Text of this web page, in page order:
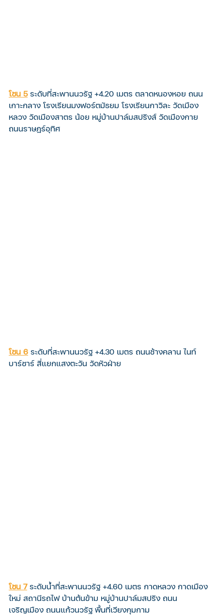
โซน 5 ระดับที่สะพานนวรัฐ +4.20 เมตร ตลาดหนองหอย ถนน
เกาะกลาง โรงเรียนมงฟอร์ตมัธยม โรงเรียนกาวิละ วัดเมือง
หลวง วัดเมืองสาตร น้อย หมู่บ้านปาล์มสปริงส์ วัดเมืองกาย
ถนนราษฎร์อุทิศ
โซน 6 ระดับที่สะพานนวรัฐ +4.30 เมตร ถนนช้างคลาน ไนท์
บาร์ซาร์ สี่แยกแสงตะวัน วัดหัวฝ่าย
โซน 7 ระดับน้ำที่สะพานนวรัฐ +4.60 เมตร กาดหลวง กาดเมือง
ใหม่ สถานีรถไฟ บ้านต้นข้าม หมู่บ้านปาล์มสปริง ถนน
เจริญเมือง ถนนแก้วนวรัฐ พื้นที่เวียงกุมกาม